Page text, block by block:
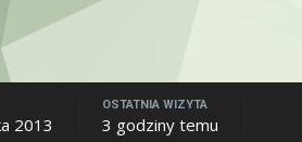
2013
OSTATNIA WIZYTA
3 godziny temu